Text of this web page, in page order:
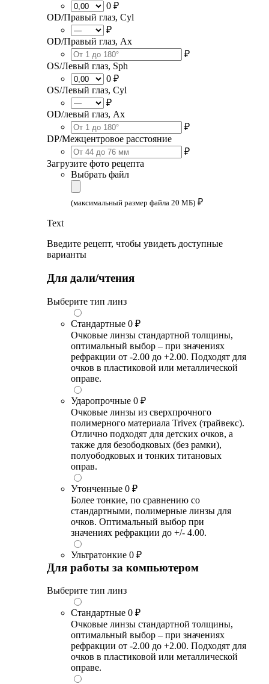
0 ₽
OD/Правый глаз, Cyl
₽
OD/Правый глаз, Ax
₽
OS/Левый глаз, Sph
0 ₽
OS/Левый глаз, Cyl
₽
OD/левый глаз, Ax
₽
DP/Межцентровое расстояние
₽
Загрузите фото рецепта
Выбрать файл
(максимальный размер файла 20 МБ) ₽
Text
Введите рецепт, чтобы увидеть доступные
варианты
Для дали/чтения
Выберите тип линз
Стандартные 0 ₽
Очковые линзы стандартной толщины,
оптимальный выбор – при значениях
рефракции от -2.00 до +2.00. Подходят для
очков в пластиковой или металлической
оправе.
Ударопрочные 0 ₽
Очковые линзы из сверхпрочного
полимерного материала Trivex (трайвекс).
Отлично подходят для детских очков, а
также для безободковых (без рамки),
полуободковых и тонких титановых
оправ.
Утонченные 0 ₽
Более тонкие, по сравнению со
стандартными, полимерные линзы для
очков. Оптимальный выбор при
значениях рефракции до +/- 4.00.
Ультратонкие 0 ₽
Для работы за компьютером
Выберите тип линз
Стандартные 0 ₽
Очковые линзы стандартной толщины,
оптимальный выбор – при значениях
рефракции от -2.00 до +2.00. Подходят для
очков в пластиковой или металлической
оправе.